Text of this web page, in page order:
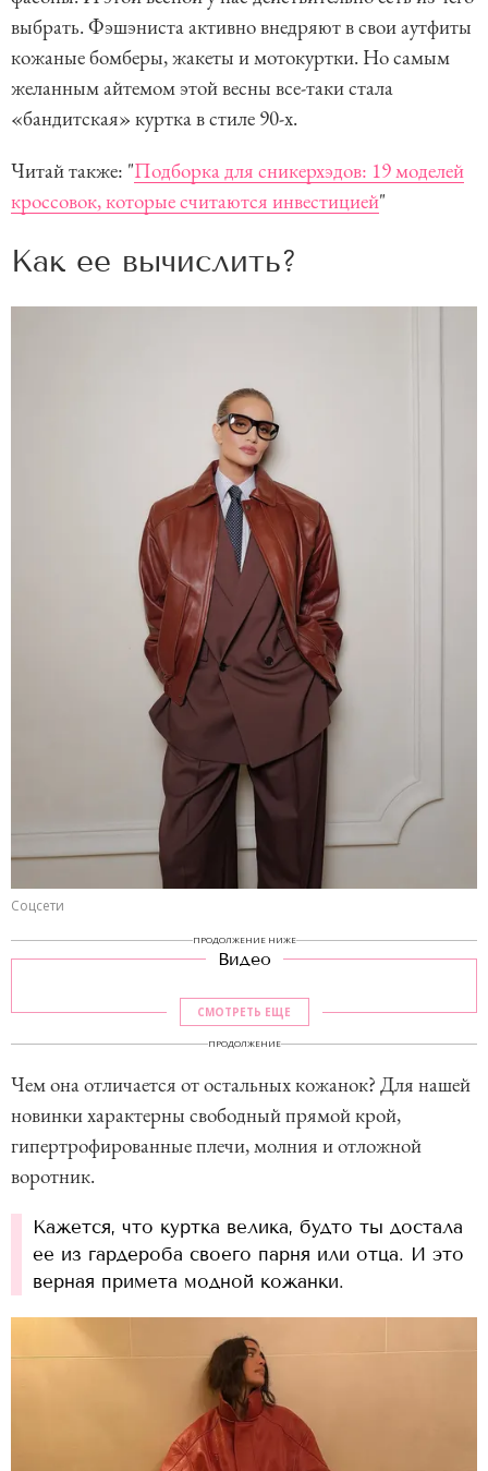
выбрать. Фэшэниста активно внедряют в свои аутфиты
кожаные бомберы, жакеты и мотокуртки. Но самым
желанным айтемом этой весны все-таки стала
«бандитская» куртка в стиле 90-х.
Читай также: "Подборка для сникерхэдов: 19 моделей
кроссовок, которые считаются инвестицией"
Как ее вычислить?
Соцсети
ПРОДОЛЖЕНИЕ НИЖЕ
Видео
СМОТРЕТЬ ЕЩЕ
ПРОДОЛЖЕНИЕ
Чем она отличается от остальных кожанок? Для нашей
новинки характерны свободный прямой крой,
гипертрофированные плечи, молния и отложной
воротник.
Кажется, что куртка велика, будто ты достала
ее из гардероба своего парня или отца. И это
верная примета модной кожанки.